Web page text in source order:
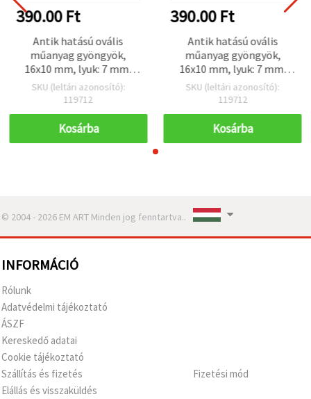
390.00 Ft
Antik hatású ovális
műanyag gyöngyök,
16x10 mm, lyuk: 7 mm,
barna - 50 g ~30 db
SKU (leltári azonosító):
119712
Kosárba
390.00 Ft
Antik hatású ovális
műanyag gyöngyök,
16x10 mm, lyuk: 7 mm,
barna - 50 g ~30 db
SKU (leltári azonosító):
119712
Kosárba
© 2004 - 2026 EM ART Minden jog fenntartva..
INFORMÁCIÓ
Rólunk
Adatvédelmi tájékoztató
ÁSZF
Kereskedő adatai
Cookie tájékoztató
Szállítás és fizetés
Elállás és visszaküldés
Fizetési mód